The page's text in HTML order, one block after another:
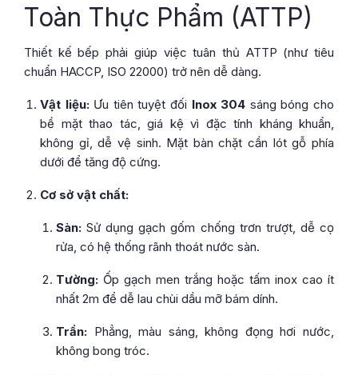
Toàn Thực Phẩm (ATTP)
Thiết kế bếp phải giúp việc tuân thủ ATTP (như tiêu
chuẩn HACCP, ISO 22000) trở nên dễ dàng.
Vật liệu:Ưu tiên tuyệt đối Inox 304 sáng bóng cho
bề mặt thao tác, giá kệ vì đặc tính kháng khuẩn,
không gỉ, dễ vệ sinh. Mặt bàn chặt cần lót gỗ phía
dưới để tăng độ cứng.
Cơ sở vật chất:
Sàn: Sử dụng gạch gốm chống trơn trượt, dễ cọ
rửa, có hệ thống rãnh thoát nước sàn.
Tường: Ốp gạch men trắng hoặc tấm inox cao ít
nhất 2m để dễ lau chùi dầu mỡ bám dính.
Trần: Phẳng, màu sáng, không đọng hơi nước,
không bong tróc.